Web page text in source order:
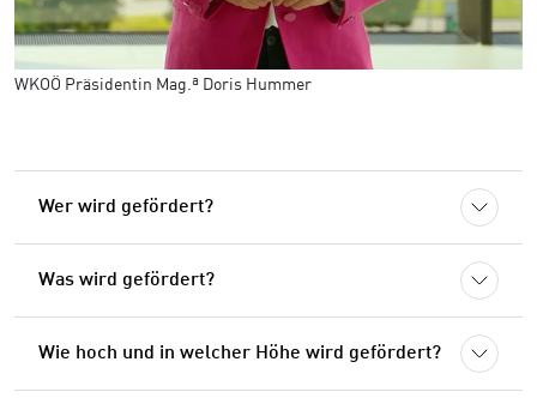
WKOÖ Präsidentin Mag.ª Doris Hummer
Wer wird gefördert?
Was wird gefördert?
Wie hoch und in welcher Höhe wird gefördert?